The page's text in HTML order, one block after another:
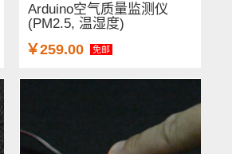
Arduino空气质量监测仪
(PM2.5, 温湿度)
￥259.00 免邮